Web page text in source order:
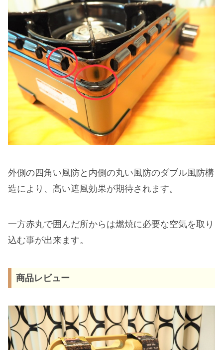
外側の四角い風防と内側の丸い風防のダブル風防構
造により、高い遮風効果が期待されます。
一方赤丸で囲んだ所からは燃焼に必要な空気を取り
込む事が出来ます。
商品レビュー